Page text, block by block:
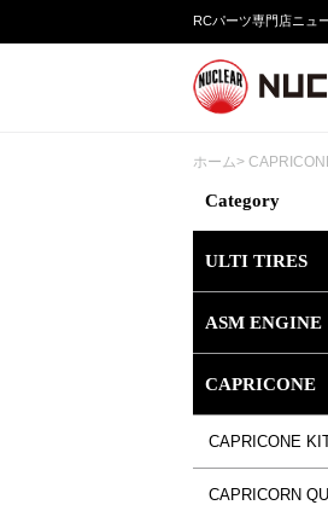
RCパーツ専門店ニュ
ホーム>
Category
ULTI TIRES
ASM ENGINE
CAPRICONE
CAPRICONE
CAPRICORN